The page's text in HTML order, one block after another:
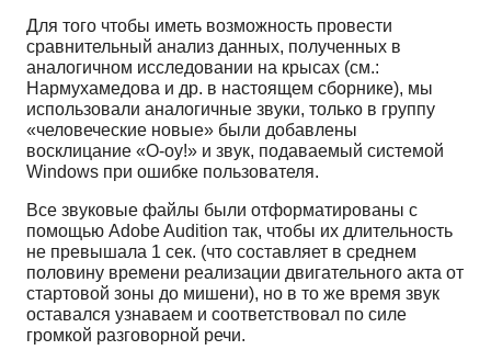
Для того чтобы иметь возможность провести
сравнительный анализ данных, полученных в
аналогичном исследовании на крысах (см.:
Нармухамедова и др. в настоящем сборнике), мы
использовали аналогичные звуки, только в группу
«человеческие новые» были добавлены
восклицание «О-оу!» и звук, подаваемый системой
Windows при ошибке пользователя.
Все звуковые файлы были отформатированы с
помощью Adobe Audition так, чтобы их длительность
не превышала 1 сек. (что составляет в среднем
половину времени реализации двигательного акта от
стартовой зоны до мишени), но в то же время звук
оставался узнаваем и соответствовал по силе
громкой разговорной речи.